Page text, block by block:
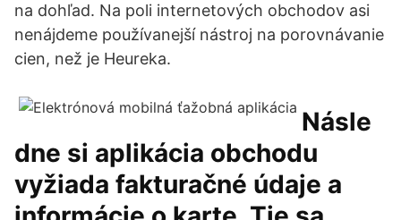
na dohľad. Na poli internetových obchodov asi
nenájdeme používanejší nástroj na porovnávanie
cien, než je Heureka.
Násle
dne si aplikácia obchodu
vyžiada fakturačné údaje a